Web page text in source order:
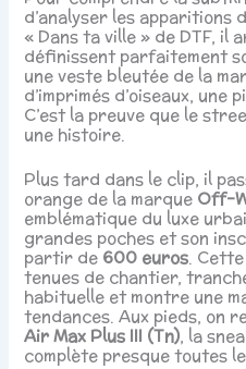
d’analyser les apparitions
« Dans ta ville » de DTF, il
définissent parfaitement
une veste bleutée de la
d’imprimés d’oiseaux,
C’est la preuve que le
une histoire.
Plus tard dans le clip, il
orange de la marque Off-
emblématique du luxe
grandes poches et son
partir de 600 euros.
tenues de chantier,
habituelle et montre une
tendances. Aux pieds, on
Air Max Plus III (Tn), la
complète presque toutes